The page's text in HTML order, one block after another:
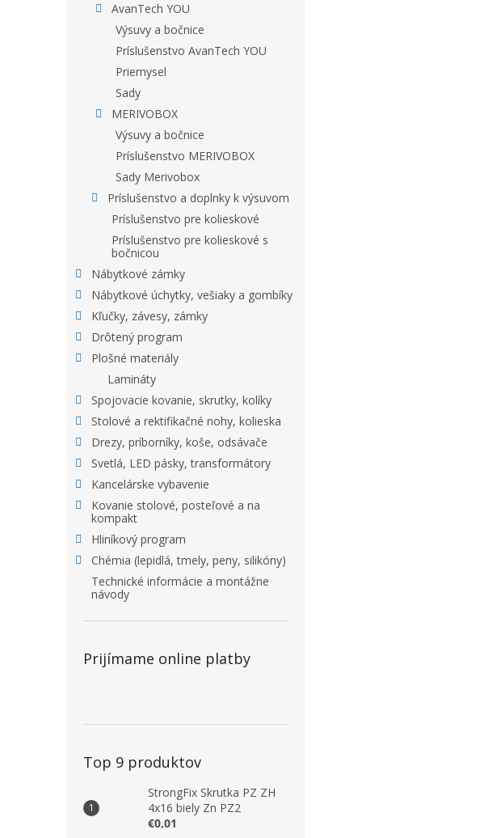
AvanTech YOU
Výsuvy a bočnice
Príslušenstvo AvanTech YOU
Priemysel
Sady
MERIVOBOX
Výsuvy a bočnice
Príslušenstvo MERIVOBOX
Sady Merivobox
Príslušenstvo a doplnky k výsuvom
Príslušenstvo pre kolieskové
Príslušenstvo pre kolieskové s
bočnicou
Nábytkové zámky
Nábytkové úchytky, vešiaky a gombíky
Kľučky, závesy, zámky
Drôtený program
Plošné materiály
Lamináty
Spojovacie kovanie, skrutky, kolíky
Stolové a rektifikačné nohy, kolieska
Drezy, príborníky, koše, odsávače
Svetlá, LED pásky, transformátory
Kancelárske vybavenie
Kovanie stolové, posteľové a na
kompakt
Hliníkový program
Chémia (lepidlá, tmely, peny, silikóny)
Technické informácie a montážne
návody
Prijímame online platby
Top 9 produktov
StrongFix Skrutka PZ ZH
4x16 biely Zn PZ2
€0,01